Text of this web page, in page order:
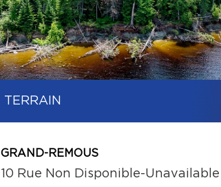
TERRAIN
GRAND-REMOUS
10 Rue Non Disponible-Unavailable